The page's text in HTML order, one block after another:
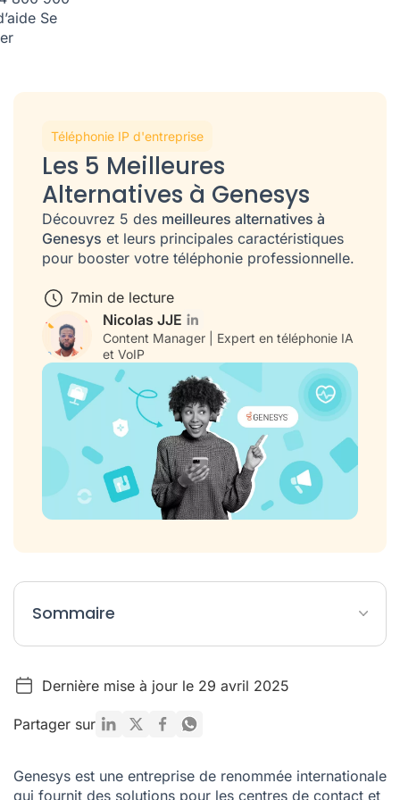
Se
Téléphonie IP d'entreprise
Les 5 Meilleures
Alternatives à Genesys
Découvrez 5 des meilleures alternatives à
Genesys et leurs principales caractéristiques
pour booster votre téléphonie professionnelle.
7min de lecture
Nicolas JJE
Content Manager | Expert en téléphonie IA
et VoIP
Sommaire
Qu'est-ce que Genesys ?
Les 7 meilleures alternatives à Genesys pour une
communication d'entreprise réussie
alternative à Genesys ?
Dernière mise à jour le 29 avril 2025
Partager sur
Genesys est une entreprise de renommée internationale
qui fournit des solutions pour les centres de contact et